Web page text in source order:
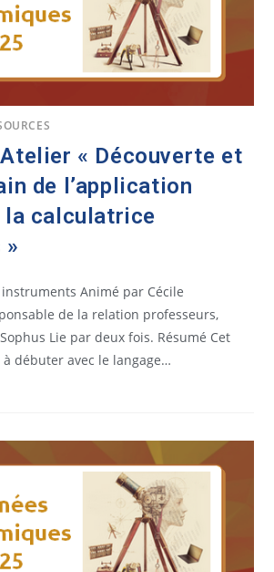
« Découverte et
de l’application
la calculatrice
»
Animé par Cécile
de la relation professeurs,
Lie par deux fois. Résumé Cet
débuter avec le langage…